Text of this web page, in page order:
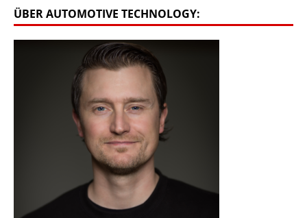
ÜBER AUTOMOTIVE TECHNOLOGY: